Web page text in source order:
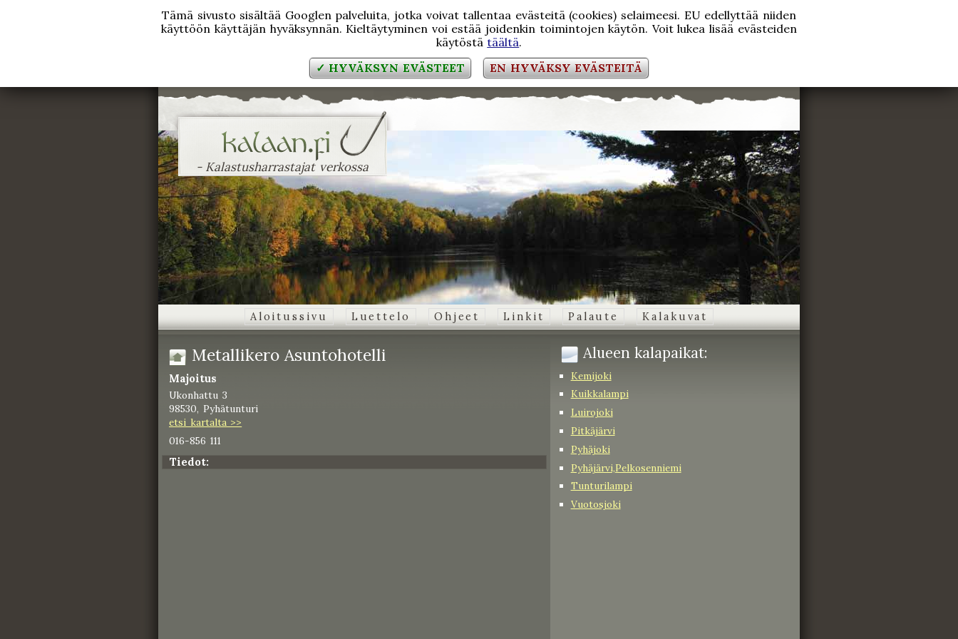
Tämä sivusto sisältää Googlen palveluita, jotka voivat tallentaa evästeitä (cookies) selaimeesi. EU edellyttää niiden
käyttöön käyttäjän hyväksynnän. Kieltäytyminen voi estää joidenkin toimintojen käytön. Voit lukea lisää evästeiden
käytöstätäältä.
✓ HYVÄKSYN EVÄSTEET
EN HYVÄKSY EVÄSTEITÄ
- Kalastusharrastajat verkossa
Aloitussivu Luettelo Ohjeet Linkit Palaute Kalakuvat
Metallikero Asuntohotelli
Majoitus
Ukonhattu 3
98530, Pyhätunturi
etsi kartalta >>
016-856 111
Tiedot:
Alueen kalapaikat:
Kemijoki
Kuikkalampi
Luirojoki
Pitkäjärvi
Pyhäjoki
Pyhäjärvi,Pelkosenniemi
Tunturilampi
Vuotosjoki